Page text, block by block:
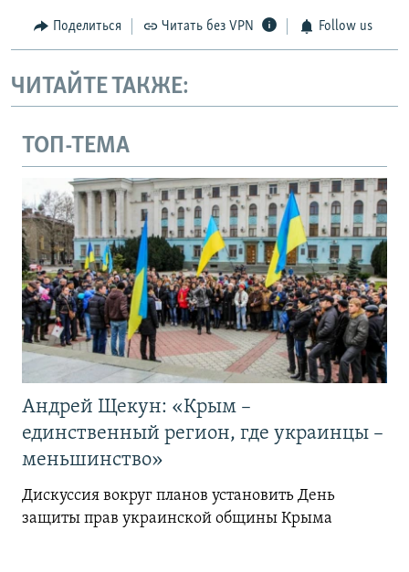
Поделиться Читать без VPN Follow us
ЧИТАЙТЕ ТАКЖЕ:
ТОП-ТЕМА
Андрей Щекун: «Крым –
единственный регион, где украинцы –
меньшинство»
Дискуссия вокруг планов установить День
защиты прав украинской общины Крыма